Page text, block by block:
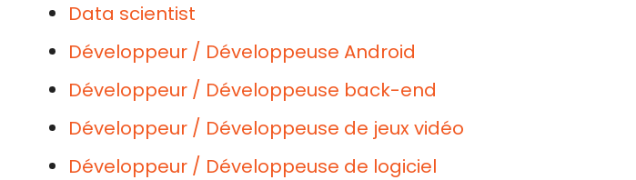
Data scientist
Développeur / Développeuse Android
Développeur / Développeuse back-end
Développeur / Développeuse de jeux vidéo
Développeur / Développeuse de logiciel